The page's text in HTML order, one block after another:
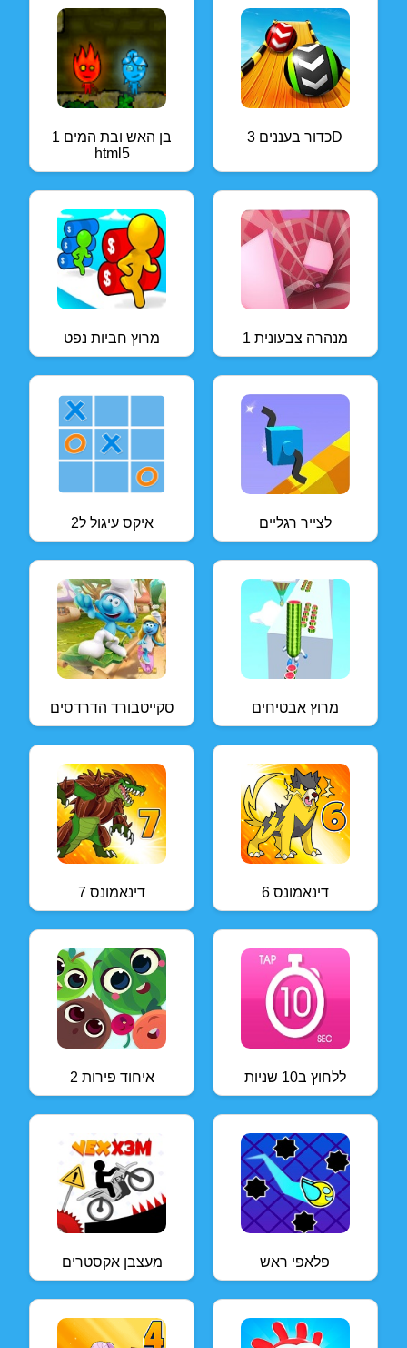
בן האש ובת המים 1
html5
כדור בעננים 3D
מרוץ חביות נפט מנהרה צבעונית 1
איקס עיגול ל2 לצייר רגליים
סקייטבורד הדרדסים מרוץ אבטיחים
דינאמונס 7 דינאמונס 6
איחוד פירות 2 ללחוץ ב10 שניות
מעצבן אקסטרים פלאפי ראש